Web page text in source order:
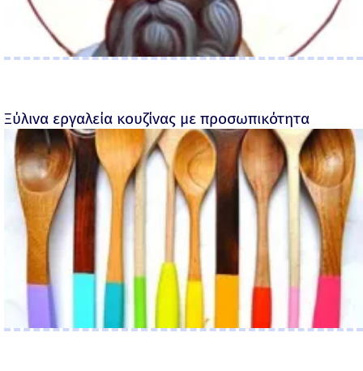
Ξύλινα εργαλεία κουζίνας με προσωπικότητα